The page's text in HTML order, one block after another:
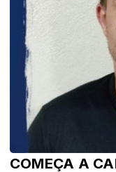
COMEÇA A